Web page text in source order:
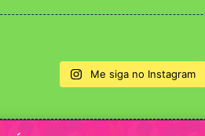
Me siga no Instagram